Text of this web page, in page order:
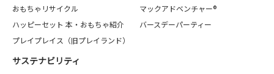
おもちゃリサイクル
マックアドベンチャー®
ハッピーセット 本・おもちゃ紹介
バースデーパーティー
プレイプレイス（旧プレイランド）
サステナビリティ